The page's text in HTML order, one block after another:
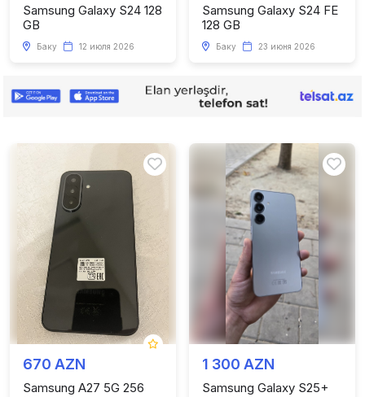
Samsung Galaxy S24 128
GB
Баку 12 июля 2026
Samsung Galaxy S24 FE
128 GB
Баку 23 июня 2026
670 AZN
Samsung A27 5G 256
1 300 AZN
Samsung Galaxy S25+